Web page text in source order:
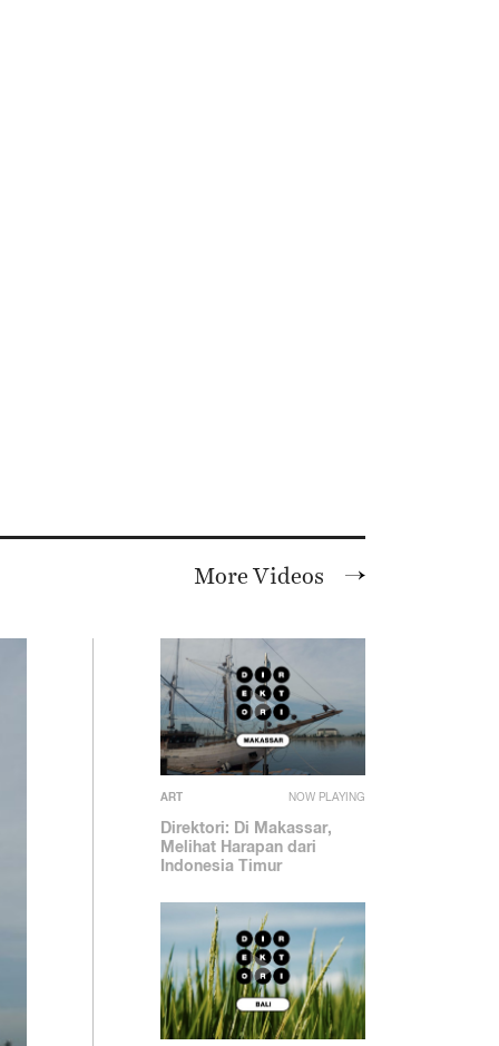
More Videos
ART NOW PLAYING
Direktori: Di Makassar,
Melihat Harapan dari
Indonesia Timur